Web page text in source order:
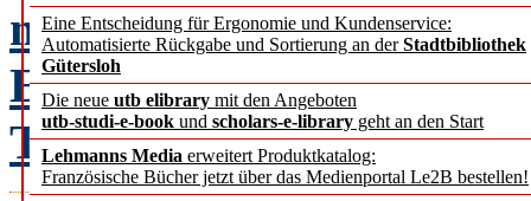
Eine Entscheidung für Ergonomie und Kundenservice:
Automatisierte Rückgabe und Sortierung an derStadtbibliothek
Gütersloh
Die neue utb elibrary mit den Angeboten
utb-studi-e-book und scholars-e-library geht an den Start
Lehmanns Media erweitert Produktkatalog:
Französische Bücher jetzt über das Medienportal Le2B bestellen!
machen.
Ein Update von A bis F.
Tholen-Wandel